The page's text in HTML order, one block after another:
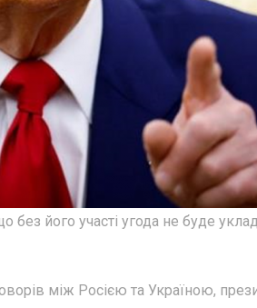
без його участі угода не буде
між Росією та Україною,